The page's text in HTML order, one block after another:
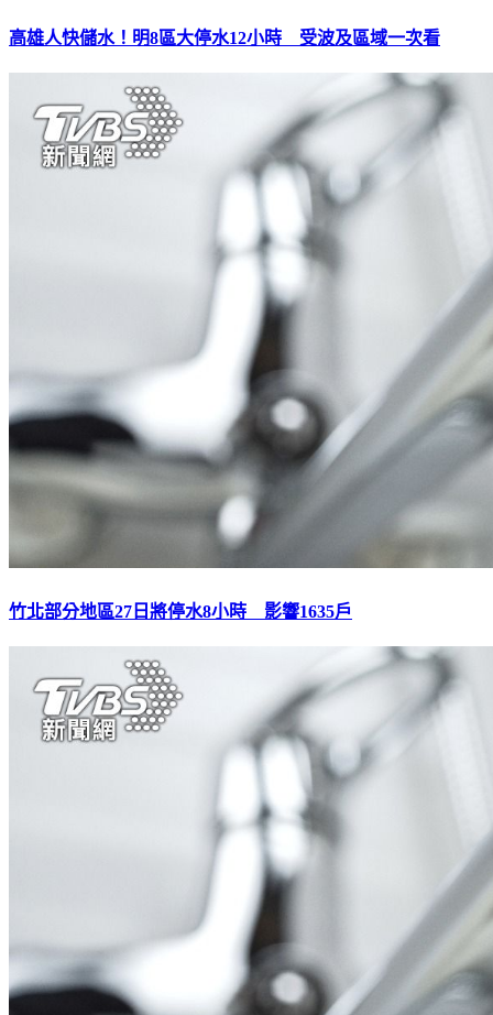
高雄人快儲水！明8區大停水12小時 受波及區域一次看
竹北部分地區27日將停水8小時 影響1635戶